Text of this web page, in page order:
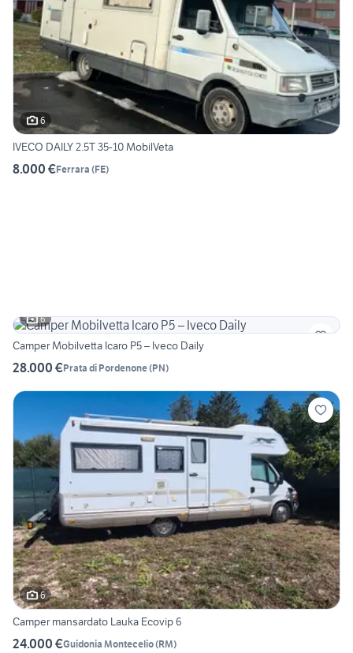
6
IVECO DAILY 2.5T 35-10 MobilVeta
8.000 €Ferrara (FE)
6
Camper Mobilvetta Icaro P5 – Iveco Daily
28.000 €Prata di Pordenone(PN)
6
Camper mansardato Lauka Ecovip 6
24.000 €Guidonia Montecelio(RM)